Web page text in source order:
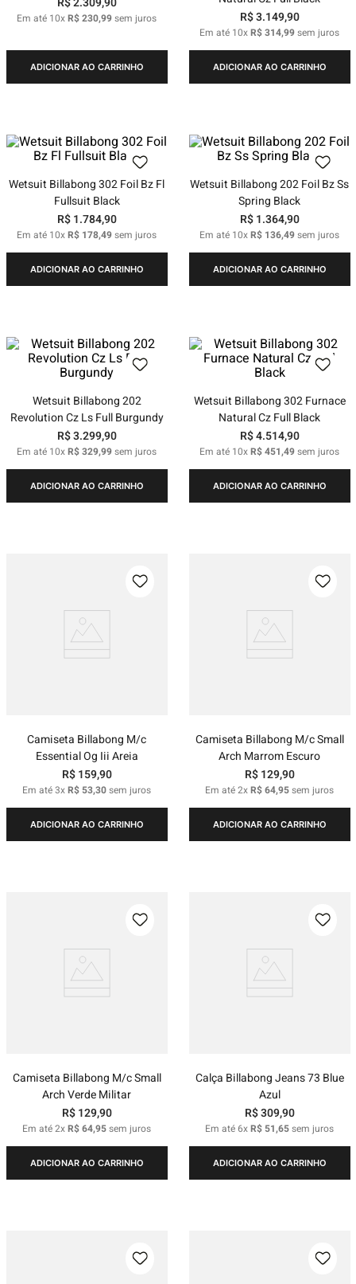
Em até 10xR$230,99sem juros
ADICIONAR AO CARRINHO
R$3.149,90
Em até 10xR$314,99sem juros
ADICIONAR AO CARRINHO
Wetsuit Billabong 302 Foil Bz Fl
Fullsuit Black
R$ 1.784,90
Em até 10xR$ 178,49sem juros
ADICIONAR AO CARRINHO
Wetsuit Billabong 202 Foil Bz Ss
Spring Black
R$ 1.364,90
Em até 10xR$ 136,49sem juros
ADICIONAR AO CARRINHO
Wetsuit Billabong 202
Revolution Cz Ls Full Burgundy
R$3.299,90
Em até 10xR$329,99sem juros
ADICIONAR AO CARRINHO
Wetsuit Billabong 302 Furnace
Natural Cz Full Black
R$4.514,90
Em até 10xR$451,49sem juros
ADICIONAR AO CARRINHO
Camiseta Billabong M/c
Essential Og Iii Areia
R$ 159,90
Em até3xR$ 53,30sem juros
ADICIONAR AO CARRINHO
Camiseta Billabong M/c Small
Arch Marrom Escuro
R$ 129,90
Em até2xR$64,95sem juros
ADICIONAR AO CARRINHO
Camiseta Billabong M/c Small
Arch Verde Militar
R$ 129,90
Em até2xR$64,95sem juros
ADICIONAR AO CARRINHO
Calça Billabong Jeans 73 Blue
Azul
R$309,90
Em até6xR$ 51,65sem juros
ADICIONAR AO CARRINHO